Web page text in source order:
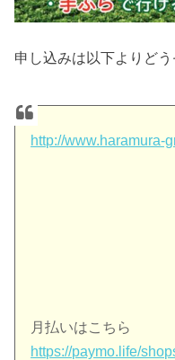
申し込みは以下よりど
http://www.haramura-
月払いはこちら
https://paymo.life/